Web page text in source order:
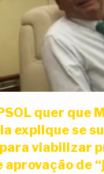
quer que
explique se
viabilizar
aprovação de